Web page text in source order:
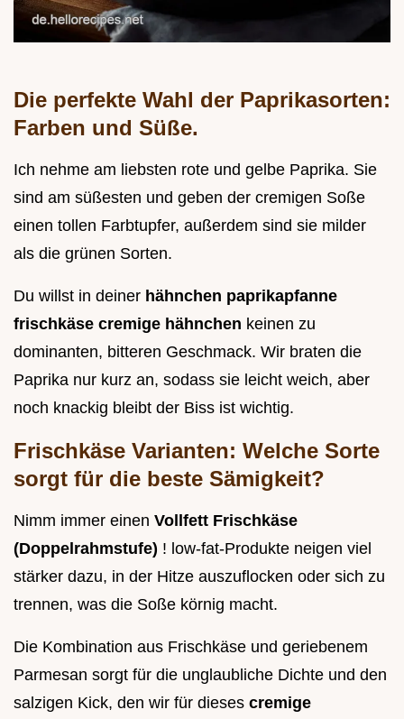
Die perfekte Wahl der Paprikasorten:
Farben und Süße.
Ich nehme am liebsten rote und gelbe Paprika. Sie
sind am süßesten und geben der cremigen Soße
einen tollen Farbtupfer, außerdem sind sie milder
als die grünen Sorten.
Du willst in deiner hähnchen paprikapfanne
frischkäse cremige hähnchen keinen zu
dominanten, bitteren Geschmack. Wir braten die
Paprika nur kurz an, sodass sie leicht weich, aber
noch knackig bleibt der Biss ist wichtig.
Frischkäse Varianten: Welche Sorte
sorgt für die beste Sämigkeit?
Nimm immer einen Vollfett Frischkäse
(Doppelrahmstufe) ! low-fat-Produkte neigen viel
stärker dazu, in der Hitze auszuflocken oder sich zu
trennen, was die Soße körnig macht.
Die Kombination aus Frischkäse und geriebenem
Parmesan sorgt für die unglaubliche Dichte und den
salzigen Kick, den wir für dieses cremige